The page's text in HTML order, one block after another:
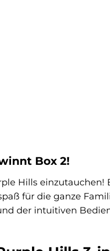
Box 2!
Hills einzutauchen!
für die ganze
der intuitiven